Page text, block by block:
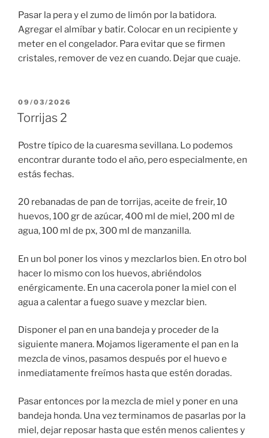
Pasar la pera y el zumo de limón por la batidora.
Agregar el almíbar y batir. Colocar en un recipiente y
meter en el congelador. Para evitar que se firmen
cristales, remover de vez en cuando. Dejar que cuaje.
PUBLICADO
EL
09/03/2026
Torrijas 2
Postre típico de la cuaresma sevillana. Lo podemos
encontrar durante todo el año, pero especialmente, en
estás fechas.
20 rebanadas de pan de torrijas, aceite de freir, 10
huevos, 100 gr de azúcar, 400 ml de miel, 200 ml de
agua, 100 ml de px, 300 ml de manzanilla.
En un bol poner los vinos y mezclarlos bien. En otro bol
hacer lo mismo con los huevos, abriéndolos
enérgicamente. En una cacerola poner la miel con el
agua a calentar a fuego suave y mezclar bien.
Disponer el pan en una bandeja y proceder de la
siguiente manera. Mojamos ligeramente el pan en la
mezcla de vinos, pasamos después por el huevo e
inmediatamente freímos hasta que estén doradas.
Pasar entonces por la mezcla de miel y poner en una
bandeja honda. Una vez terminamos de pasarlas por la
miel, dejar reposar hasta que estén menos calientes y